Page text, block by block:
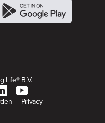
Life® B.V.
Privacy